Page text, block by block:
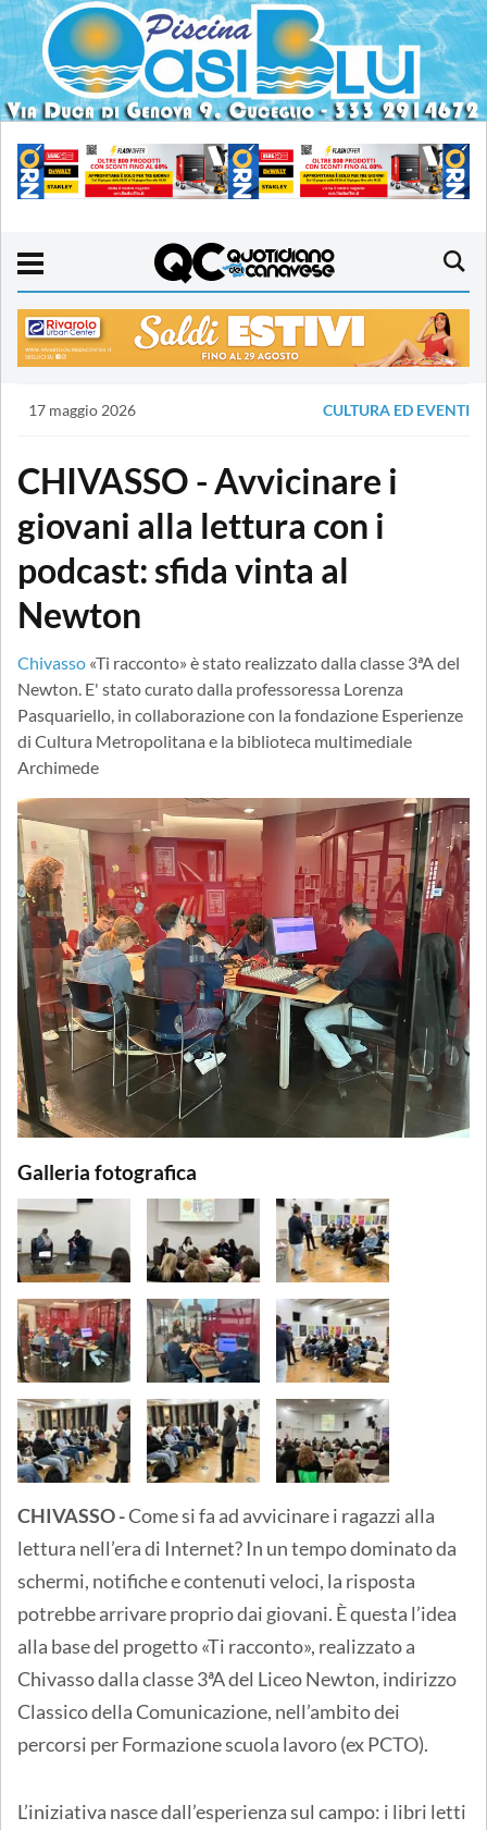
17 maggio 2026 CULTURA ED EVENTI
CHIVASSO - Avvicinare i
giovani alla lettura con i
podcast: sfida vinta al
Newton
Chivasso «Ti racconto» è stato realizzato dalla classe 3ªA del
Newton. E' stato curato dalla professoressa Lorenza
Pasquariello, in collaborazione con la fondazione Esperienze
di Cultura Metropolitana e la biblioteca multimediale
Archimede
Galleria fotografica
CHIVASSO -Come si fa ad avvicinare i ragazzi alla
lettura nell’era di Internet? In un tempo dominato da
schermi, notifiche e contenuti veloci, la risposta
potrebbe arrivare proprio dai giovani. È questa l’idea
alla base del progetto «Ti racconto», realizzato a
Chivasso dalla classe 3ªA del Liceo Newton, indirizzo
Classico della Comunicazione, nell’ambito dei
percorsi per Formazione scuola lavoro (ex PCTO).
L’iniziativa nasce dall’esperienza sul campo: i libri letti